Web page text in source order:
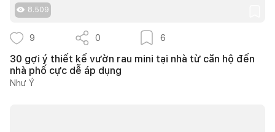
8.509
9 0 6
30 gợi ý thiết kế vườn rau mini tại nhà từ căn hộ đến
nhà phố cực dễ áp dụng
Như Ý